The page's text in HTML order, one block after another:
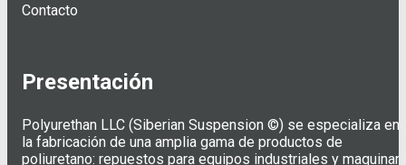
Contacto
Presentación
Polyurethan LLC (Siberian Suspension ©) se especializa en
la fabricación de una amplia gama de productos de
poliuretano: repuestos para equipos industriales y